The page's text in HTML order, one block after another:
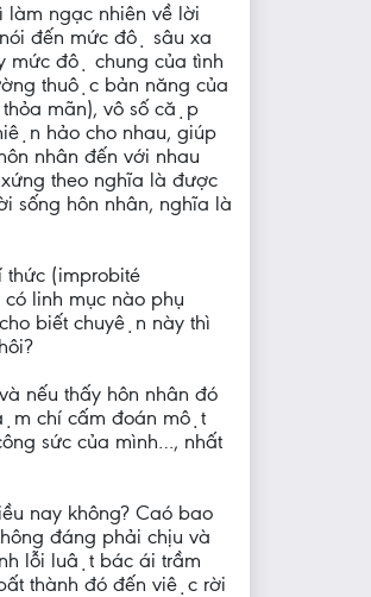
làm ngạc nhiên về lời
đến mức độ sâu xa
mức độ chung của tình
thuộc bản năng của
thỏa mãn), vô số cặp
hảo cho nhau, giúp
nhân đến với nhau
theo nghĩa là được
sống hôn nhân, nghĩa là
(improbité
linh mục nào phụ
biết chuyện này thì
nếu thấy hôn nhân đó
chí cấm đoán một
sức của mình…, nhất
nay không? Caó bao
đáng phải chịu và
lỗi luật bác ái trầm
thành đó đến việc rời